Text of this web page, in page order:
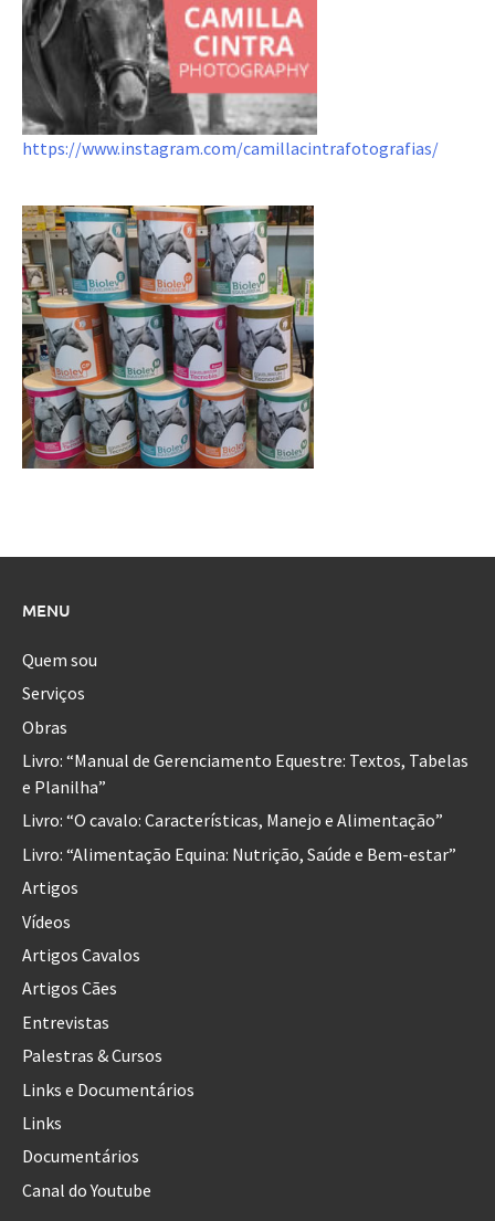
https://www.instagram.com/camillacintrafotografias/
MENU
Quem sou
Serviços
Obras
Livro: “Manual de Gerenciamento Equestre: Textos, Tabelas
e Planilha”
Livro: “O cavalo: Características, Manejo e Alimentação”
Livro: “Alimentação Equina: Nutrição, Saúde e Bem-estar”
Artigos
Vídeos
Artigos Cavalos
Artigos Cães
Entrevistas
Palestras & Cursos
Links e Documentários
Links
Documentários
Canal do Youtube